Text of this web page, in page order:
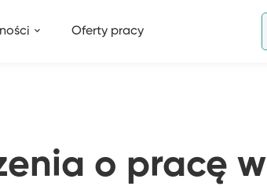
Oferty pracy
o pracę w